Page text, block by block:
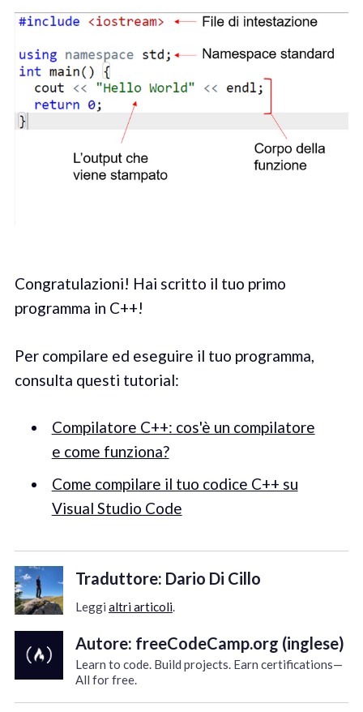
Congratulazioni! Hai scritto il tuo primo
programma in C++!
Per compilare ed eseguire il tuo programma,
consulta questi tutorial:
Compilatore C++: cos'è un compilatore
e come funziona?
Come compilare il tuo codice C++ su
Visual Studio Code
Traduttore: Dario Di Cillo
Leggi altri articoli.
Autore: freeCodeCamp.org (inglese)
Learn to code. Build projects. Earn certifications—
All for free.